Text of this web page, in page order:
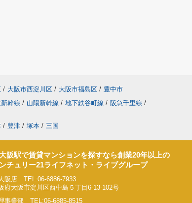
/ 大阪市西淀川区 / 大阪市福島区 / 豊中市
幹線 / 山陽新幹線 / 地下鉄谷町線 / 阪急千里線 /
/ 豊津 / 塚本 / 三国
阪駅で賃貸マンションを探すなら創業20年以上の
チュリー21ライフネット・ライブグループ
阪店 TEL:06-6886-7933
府大阪市淀川区西中島５丁目6-13-102号
事業部 TEL:06-6885-8515